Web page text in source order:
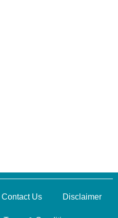
Contact Us Disclaimer